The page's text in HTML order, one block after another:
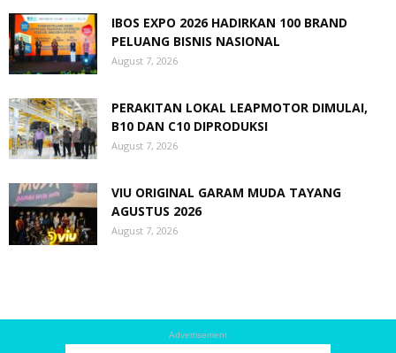
IBOS EXPO 2026 HADIRKAN 100 BRAND
PELUANG BISNIS NASIONAL
August 7, 2026
PERAKITAN LOKAL LEAPMOTOR DIMULAI,
B10 DAN C10 DIPRODUKSI
August 7, 2026
VIU ORIGINAL GARAM MUDA TAYANG
AGUSTUS 2026
August 7, 2026
Advertisement